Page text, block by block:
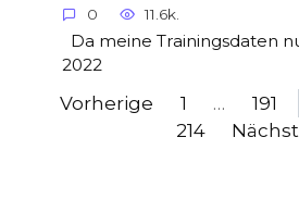
0 11.6k.
Da meine Trainingsdaten
2022
Seitennummerierung
Vorherige 1 … 191
214